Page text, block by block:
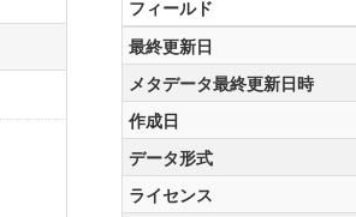
フィールド
最終更新日
メタデータ最終更新日時
作成日
データ形式
ライセンス